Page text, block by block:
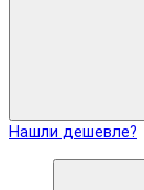
Нашли дешевле?